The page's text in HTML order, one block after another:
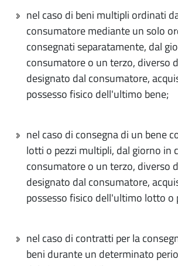
nel caso di beni multipli ordinati
consumatore mediante un solo
consegnati separatamente, dal
consumatore o un terzo, diverso
designato dal consumatore,
possesso fisico dell'ultimo bene;
nel caso di consegna di un bene
lotti o pezzi multipli, dal giorno in
consumatore o un terzo, diverso
designato dal consumatore,
possesso fisico dell'ultimo lotto o
nel caso di contratti per la
beni durante un determinato